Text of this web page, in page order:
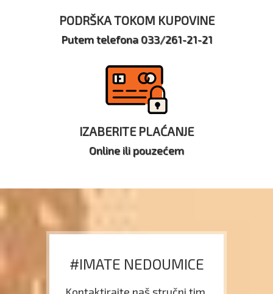
PODRŠKA TOKOM KUPOVINE
Putem telefona 033/261-21-21
IZABERITE PLAĆANJE
Online ili pouzećem
#IMATE NEDOUMICE